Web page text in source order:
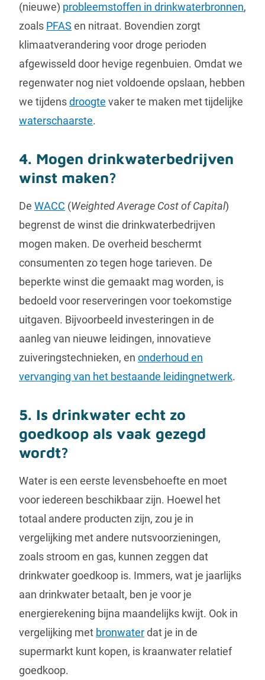
(nieuwe) probleemstoffen in drinkwaterbronnen,
zoals PFAS en nitraat. Bovendien zorgt
klimaatverandering voor droge perioden
afgewisseld door hevige regenbuien. Omdat we
regenwater nog niet voldoende opslaan, hebben
we tijdensdroogte vaker te maken met tijdelijke
waterschaarste.
4. Mogen drinkwaterbedrijven
winst maken?
De WACC (Weighted Average Cost of Capital)
begrenst de winst die drinkwaterbedrijven
mogen maken. De overheid beschermt
consumenten zo tegen hoge tarieven. De
beperkte winst die gemaakt mag worden, is
bedoeld voor reserveringen voor toekomstige
uitgaven. Bijvoorbeeld investeringen in de
aanleg van nieuwe leidingen, innovatieve
zuiveringstechnieken, en onderhoud en
vervanging van het bestaande leidingnetwerk.
5. Is drinkwater echt zo
goedkoop als vaak gezegd
wordt?
Water is een eerste levensbehoefte en moet
voor iedereen beschikbaar zijn. Hoewel het
totaal andere producten zijn, zou je in
vergelijking met andere nutsvoorzieningen,
zoals stroom en gas, kunnen zeggen dat
drinkwater goedkoop is. Immers, wat je jaarlijks
aan drinkwater betaalt, ben je voor je
energierekening bijna maandelijks kwijt. Ook in
vergelijking met bronwaterdat je in de
supermarkt kunt kopen, is kraanwater relatief
goedkoop.